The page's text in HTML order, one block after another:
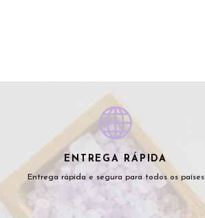
ENTREGA RÁPIDA
Entrega rápida e segura para todos os países